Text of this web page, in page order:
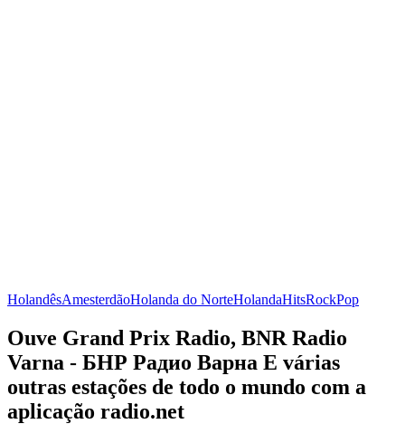
HolandêsAmesterdãoHolanda do NorteHolandaHitsRockPop
Ouve Grand Prix Radio, BNR Radio
Varna - БНР Радио Варна E várias
outras estações de todo o mundo com a
aplicação radio.net